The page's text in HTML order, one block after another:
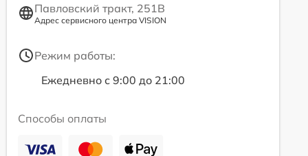
Павловский тракт, 251В
Адрес сервисного центра VISION
Режим работы:
Ежедневно с 9:00 до 21:00
Способы оплаты